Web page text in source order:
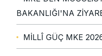
BAKANLIĞI'NA
MİLLÎ GÜÇ MKE